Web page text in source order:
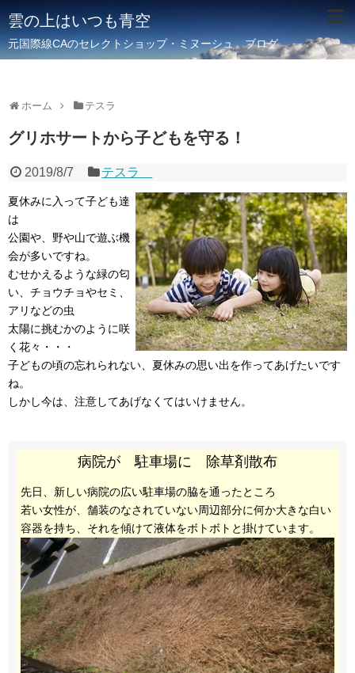
雲の上はいつも青空
元国際線CAのセレクトショップ・ミヌーシュ ブログ
ホーム テスラ
グリホサートから子どもを守る！
2019/8/7 テスラ
夏休みに入って子ども達
は
公園や、野や山で遊ぶ機
会が多いですね。
むせかえるような緑の匂
い、チョウチョやセミ、
アリなどの虫
太陽に挑むかのように咲
く花々・・・
子どもの頃の忘れられない、夏休みの思い出を作ってあげたいです
ね。
しかし今は、注意してあげなくてはいけません。
病院が 駐車場に 除草剤散布
先日、新しい病院の広い駐車場の脇を通ったところ
若い女性が、舗装のなされていない周辺部分に何か大きな白い
容器を持ち、それを傾けて液体をボトボトと掛けています。